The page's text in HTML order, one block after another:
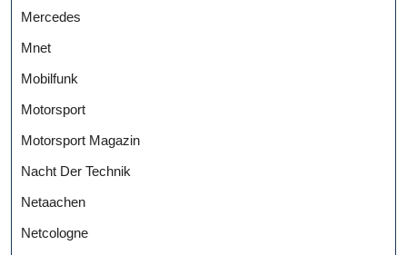
Mercedes
Mnet
Mobilfunk
Motorsport
Motorsport Magazin
Nacht Der Technik
Netaachen
Netcologne